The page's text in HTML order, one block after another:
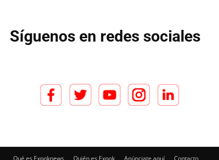
Síguenos en redes sociales
Qué es Expoknews Quién es Expok Anúnciate aquí Contacto